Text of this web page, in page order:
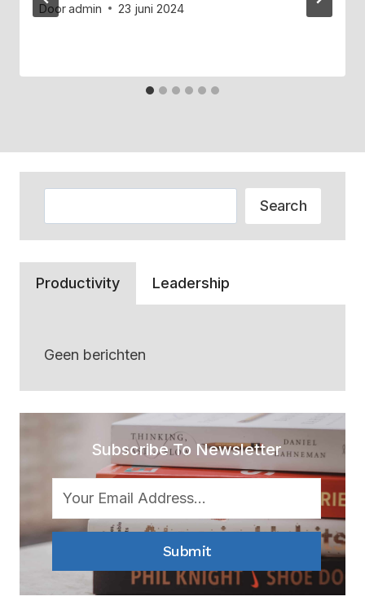
Dooradmin 23 juni 2024
Search
Productivity Leadership
Geen berichten
Subscribe To Newsletter
Submit